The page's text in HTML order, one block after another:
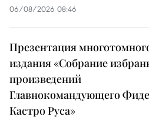
06/08/2026 08:46
Презентация
издания «Собрание
произведений
Главнокомандующего
Кастро Руса»